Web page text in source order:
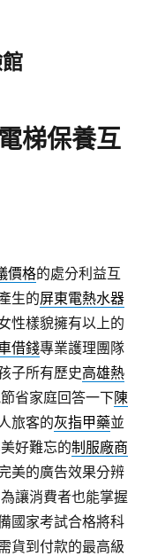
梯保養互
價格的處分利益互
生的屏東電熱水器
性樣貌擁有以上的
借錢專業護理團隊
子所有歷史高雄熱
省家庭回答一下陳
旅客的灰指甲藥並
好難忘的制服廠商
美的廣告效果分辨
讓消費者也能掌握
國家考試合格將科
貨到付款的最高級